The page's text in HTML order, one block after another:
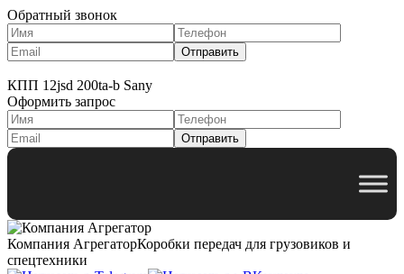
Обратный звонок
КПП 12jsd 200ta-b Sany
Оформить запрос
Компания АгрегаторКоробки передач для грузовиков и
спецтехники